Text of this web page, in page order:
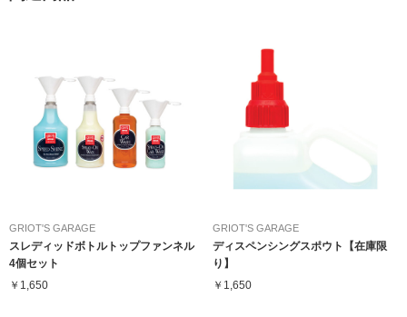
GRIOT'S GARAGE
スレディッドボトルトップファンネル
4個セット
￥1,650
GRIOT'S GARAGE
ディスペンシングスポウト【在庫限
り】
￥1,650